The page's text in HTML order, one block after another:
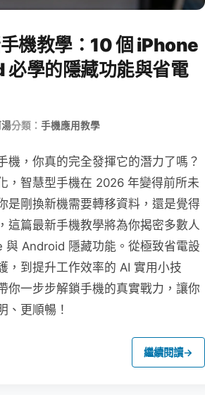
機教學：10 個 iPhone
學的隱藏功能與省電
湯分類： 手機應用教學
機，你真的完全發揮它的潛力了嗎？
，智慧型手機在 2026 年變得前所未
是剛換新機需要轉移資料，還是覺得
這篇最新手機教學將為你揭密多數人
與 Android 隱藏功能。從極致省電設
，到提升工作效率的 AI 實用小技
你一步步解鎖手機的真實戰力，讓你
、更順暢！
繼續閱讀→